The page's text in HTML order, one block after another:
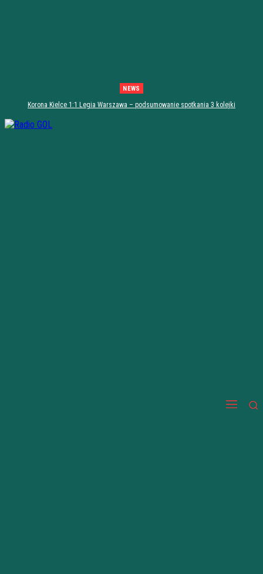
NEWS
Korona Kielce 1:1 Legia Warszawa – podsumowanie spotkania 3 kolejki